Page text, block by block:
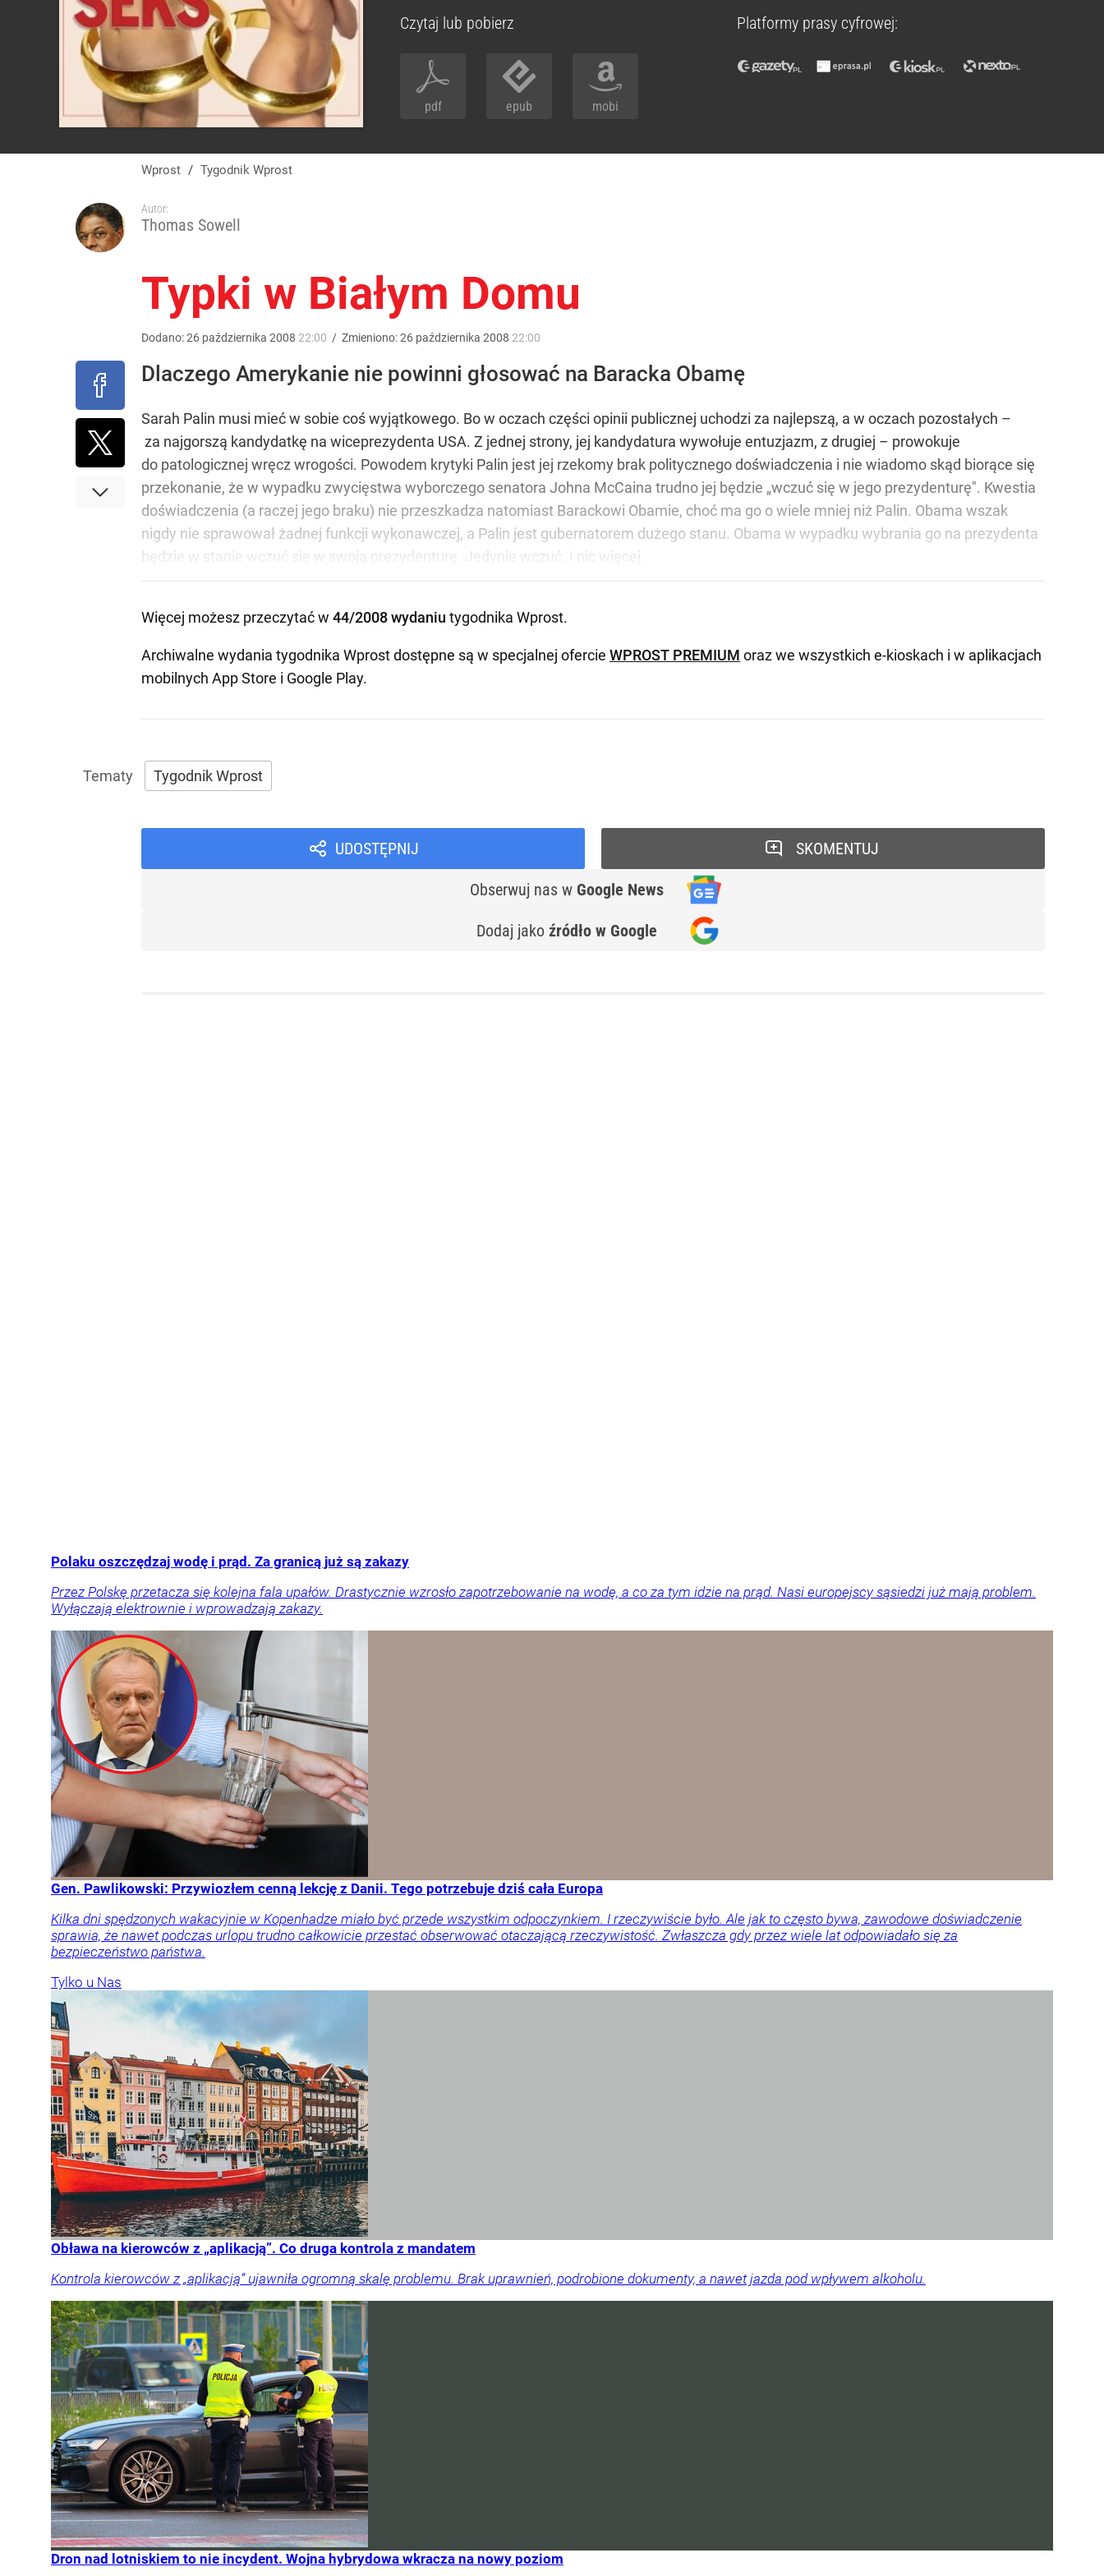
Czytaj lub pobierz
pdf epub mobi
Platformy prasy cyfrowej:
Wprost / Tygodnik Wprost
Autor:
Thomas Sowell
Typki w Białym Domu
Dodano:26 października 2008 22:00 / Zmieniono:26 października 2008 22:00
Dlaczego Amerykanie nie powinni głosować na Baracka Obamę
Sarah Palin musi mieć w sobie coś wyjątkowego. Bo w oczach części opinii publicznej uchodzi za najlepszą, a w oczach pozostałych –
za najgorszą kandydatkę na wiceprezydenta USA. Z jednej strony, jej kandydatura wywołuje entuzjazm, z drugiej – prowokuje
do patologicznej wręcz wrogości. Powodem krytyki Palin jest jej rzekomy brak politycznego doświadczenia i nie wiadomo skąd biorące się
przekonanie, że w wypadku zwycięstwa wyborczego senatora Johna McCaina trudno jej będzie „wczuć się w jego prezydenturę". Kwestia
doświadczenia (a raczej jego braku) nie przeszkadza natomiast Barackowi Obamie, choć ma go o wiele mniej niż Palin. Obama wszak
nigdy nie sprawował żadnej funkcji wykonawczej, a Palin jest gubernatorem dużego stanu. Obama w wypadku wybrania go na prezydenta
będzie w stanie wczuć się w swoją prezydenturę. Jedynie wczuć. I nic więcej.
Więcej możesz przeczytać w 44/2008 wydaniu tygodnika Wprost.
Archiwalne wydania tygodnika Wprost dostępne są w specjalnej ofercie WPROST PREMIUM oraz we wszystkich e-kioskach i w aplikacjach
mobilnych App Store i Google Play.
Tygodnik Wprost
UDOSTĘPNIJ
Obserwuj nas w Google News
Dodaj jako źródło w Google
SKOMENTUJ
Polaku oszczędzaj wodę i prąd. Za granicą już są zakazy
Przez Polskę przetacza się kolejna fala upałów. Drastycznie wzrosło zapotrzebowanie na wodę, a co za tym idzie na prąd. Nasi europejscy sąsiedzi już mają problem.
Wyłączają elektrownie i wprowadzają zakazy.
Gen. Pawlikowski: Przywiozłem cenną lekcję z Danii. Tego potrzebuje dziś cała Europa
Kilka dni spędzonych wakacyjnie w Kopenhadze miało być przede wszystkim odpoczynkiem. I rzeczywiście było. Ale jak to często bywa, zawodowe doświadczenie
sprawia, że nawet podczas urlopu trudno całkowicie przestać obserwować otaczającą rzeczywistość. Zwłaszcza gdy przez wiele lat odpowiadało się za
bezpieczeństwo państwa.
Tylko u Nas
Obława na kierowców z „aplikacją”. Co druga kontrola z mandatem
Kontrola kierowców z „aplikacją” ujawniła ogromną skalę problemu. Brak uprawnień, podrobione dokumenty, a nawet jazda pod wpływem alkoholu.
Dron nad lotniskiem to nie incydent. Wojna hybrydowa wkracza na nowy poziom